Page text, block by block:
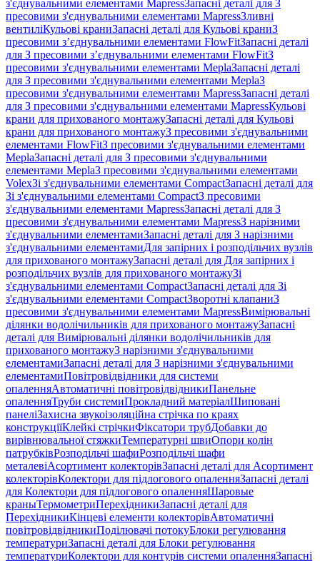
з'єднувальними елементами MapressЗапасні деталі для З
пресовими з'єднувальними елементами MapressЗливні
вентиліКульові краниЗапасні деталі для Кульові краниЗ
пресовими з’єднувальними елементами FlowFitЗапасні деталі
для З пресовими з’єднувальними елементами FlowFitЗ
пресовими з'єднувальними елементами MeplaЗапасні деталі
для З пресовими з'єднувальними елементами MeplaЗ
пресовими з'єднувальними елементами MapressЗапасні деталі
для З пресовими з'єднувальними елементами MapressКульові
крани для прихованого монтажуЗапасні деталі для Кульові
крани для прихованого монтажуЗ пресовими з'єднувальними
елементами FlowFitЗ пресовими з'єднувальними елементами
MeplaЗапасні деталі для З пресовими з'єднувальними
елементами MeplaЗ пресовими з'єднувальними елементами
VolexЗі з'єднувальними елементами CompactЗапасні деталі для
Зі з'єднувальними елементами CompactЗ пресовими
з'єднувальними елементами MapressЗапасні деталі для З
пресовими з'єднувальними елементами MapressЗ нарізними
з'єднувальними елементамиЗапасні деталі для З нарізними
з'єднувальними елементамиДля запірних і розподільчих вузлів
для прихованого монтажуЗапасні деталі для Для запірних і
розподільчих вузлів для прихованого монтажуЗі
з'єднувальними елементами CompactЗапасні деталі для Зі
з'єднувальними елементами CompactЗворотні клапаниЗ
пресовими з'єднувальними елементами MapressВимірювальні
ділянки водолічильників для прихованого монтажуЗапасні
деталі для Вимірювальні ділянки водолічильників для
прихованого монтажуЗ нарізними з'єднувальними
елементамиЗапасні деталі для З нарізними з'єднувальними
елементамиПовітровідвідники для системи
опаленняАвтоматичні повітровідвідникиПанельне
опаленняТруби системиПрокладний матеріалШиповані
панеліЗахисна звукоізоляційна стрічка по краях
конструкціїКлейкі стрічкиФіксатори трубДобавки до
вирівнювальної стяжкиТемпературні швиОпори колін
патрубківРозподільчі шафиРозподільчі шафи
металевіАсортимент колекторівЗапасні деталі для Асортимент
колекторівКолектори для підлогового опаленняЗапасні деталі
для Колектори для підлогового опаленняШаровые
краныТермометриПерехідникиЗапасні деталі для
ПерехідникиКінцеві елементи колекторівАвтоматичні
повітровідвідникиПоділювачі потокуБлоки регулювання
температуриЗапасні деталі для Блоки регулювання
температуриКолектори для контурів системи опаленняЗапасні